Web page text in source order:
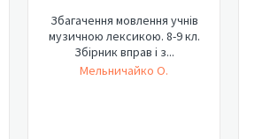
Збагачення мовлення учнів
музичною лексикою. 8-9 кл.
Збірник вправ і з...
Мельничайко О.